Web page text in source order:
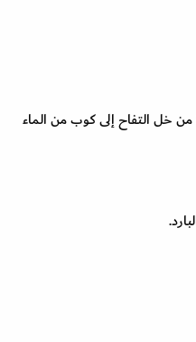
خل التفاح إلى كوب من الماء